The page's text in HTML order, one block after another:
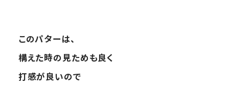
このパターは、
構えた時の見ためも良く
打感が良いので